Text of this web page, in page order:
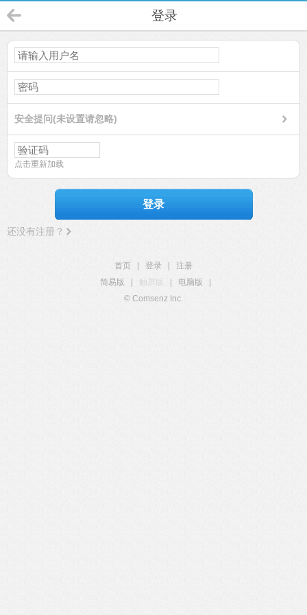
登录
安全提问(未设置请忽略)
点击重新加载
登录
还没有注册？
首页 登录
注册
简易版
触屏版 电脑版
© Comsenz Inc.